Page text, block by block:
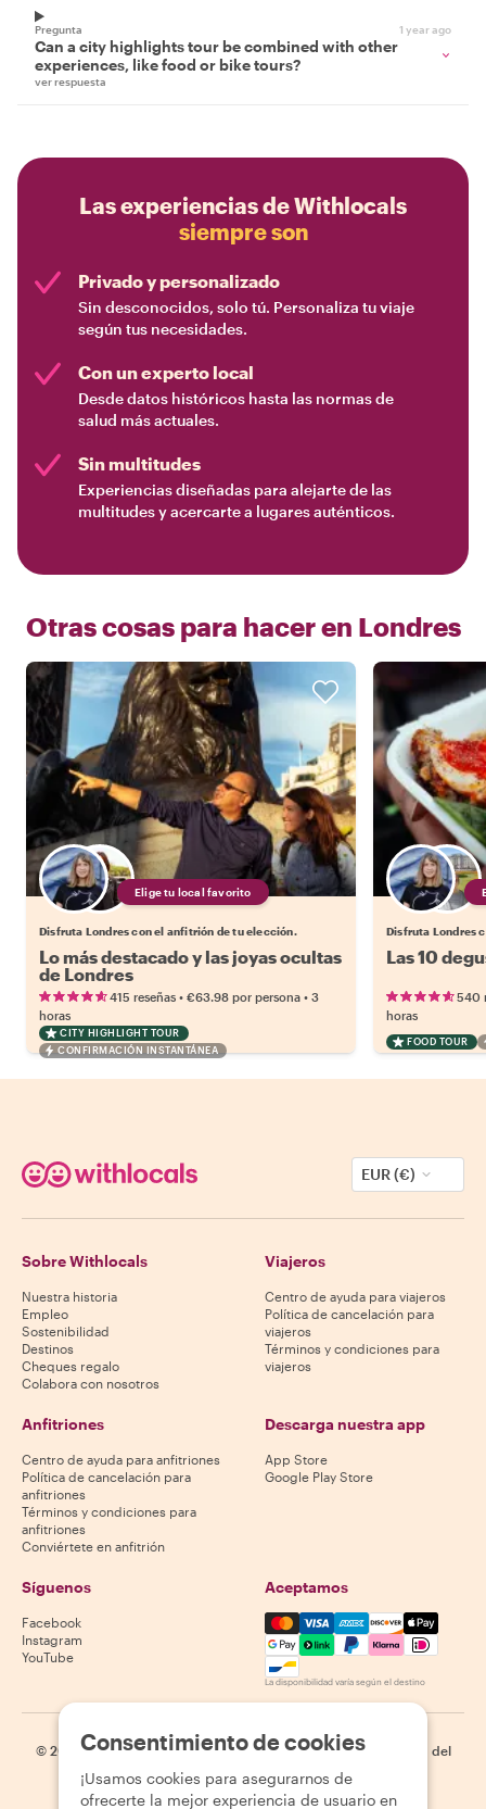
Pregunta 1 year ago
Can a city highlights tour be combined with other
experiences, like food or bike tours?
ver respuesta
Las experiencias de Withlocals
siempre son
Privado y personalizado
Sin desconocidos, solo tú. Personaliza tu viaje
según tus necesidades.
Con un experto local
Desde datos históricos hasta las normas de
salud más actuales.
Sin multitudes
Experiencias diseñadas para alejarte de las
multitudes y acercarte a lugares auténticos.
Otras cosas para hacer en Londres
Elige tu local favorito
Disfruta Londres con el anfitrión de tu elección.
Lo más destacado y las joyas ocultas
de Londres
415 reseñas • €63.98 por persona • 3
horas
CITY HIGHLIGHT TOUR
CONFIRMACIÓN INSTANTÁNEA
Disfruta Londres
Las 10
540
horas
FOOD TOUR
EUR (€)
Sobre Withlocals
Nuestra historia
Empleo
Sostenibilidad
Destinos
Cheques regalo
Colabora con nosotros
Viajeros
Centro de ayuda para viajeros
Política de cancelación para
viajeros
Términos y condiciones para
viajeros
Anfitriones
Centro de ayuda para anfitriones
Política de cancelación para
anfitriones
Términos y condiciones para
anfitriones
Conviértete en anfitrión
Descarga nuestra app
App Store
Google Play Store
Síguenos
Facebook
Instagram
YouTube
Aceptamos
Mastercard, Visa, Amex,
La disponibilidad varía según el destino
© 2026 Withlocals.com | Política de privacidad | Cookies
Mapa del
Consentimiento de cookies
¡Usamos cookies para asegurarnos de
ofrecerte la mejor experiencia de usuario en